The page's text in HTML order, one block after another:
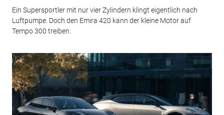
Ein Supersportler mit nur vier Zylindern klingt eigentlich nach
Luftpumpe. Doch den Emira 420 kann der kleine Motor auf
Tempo 300 treiben.